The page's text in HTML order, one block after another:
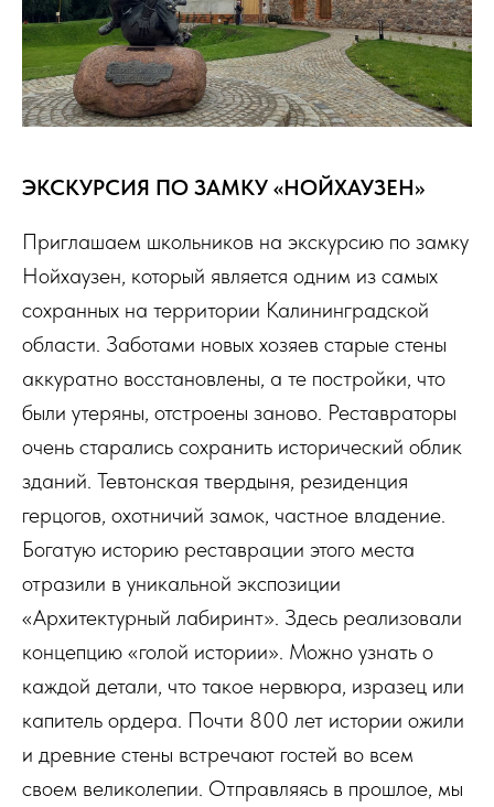
ЭКСКУРСИЯ ПО ЗАМКУ «НОЙХАУЗЕН»
Приглашаем школьников на экскурсию по замку
Нойхаузен, который является одним из самых
сохранных на территории Калининградской
области. Заботами новых хозяев старые стены
аккуратно восстановлены, а те постройки, что
были утеряны, отстроены заново. Реставраторы
очень старались сохранить исторический облик
зданий. Тевтонская твердыня, резиденция
герцогов, охотничий замок, частное владение.
Богатую историю реставрации этого места
отразили в уникальной экспозиции
«Архитектурный лабиринт». Здесь реализовали
концепцию «голой истории». Можно узнать о
каждой детали, что такое нервюра, изразец или
капитель ордера. Почти 800 лет истории ожили
и древние стены встречают гостей во всем
своем великолепии. Отправляясь в прошлое, мы